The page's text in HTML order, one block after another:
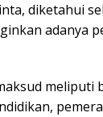
diketahui
adanya
meliputi